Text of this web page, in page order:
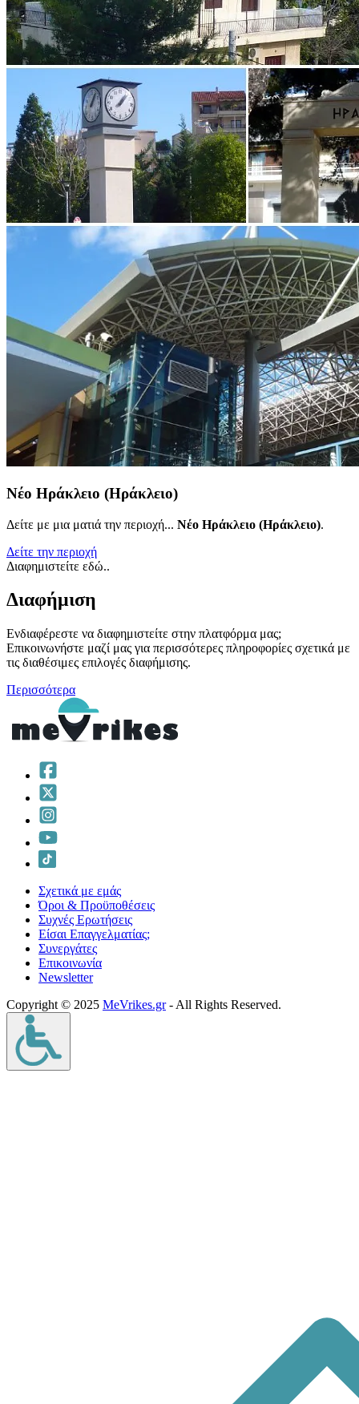
Νέο Ηράκλειο (Ηράκλειο)
Δείτε με μια ματιά την περιοχή... Νέο Ηράκλειο (Ηράκλειο).
Δείτε την περιοχή
Διαφημιστείτε εδώ..
Διαφήμιση
Ενδιαφέρεστε να διαφημιστείτε στην πλατφόρμα μας;
Επικοινωνήστε μαζί μας για περισσότερες πληροφορίες σχετικά με
τις διαθέσιμες επιλογές διαφήμισης.
Περισσότερα
Σχετικά με εμάς
Όροι & Προϋποθέσεις
Συχνές Ερωτήσεις
Είσαι Επαγγελματίας;
Συνεργάτες
Επικοινωνία
Νewsletter
Copyright © 2025 MeVrikes.gr- All Rights Reserved.